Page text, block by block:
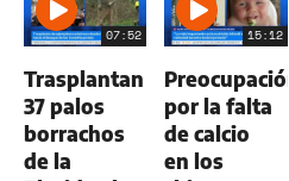
07:52
Trasplantan
37 palos
borrachos
de la
15:12
Preocupación
por la falta
de calcio
en los